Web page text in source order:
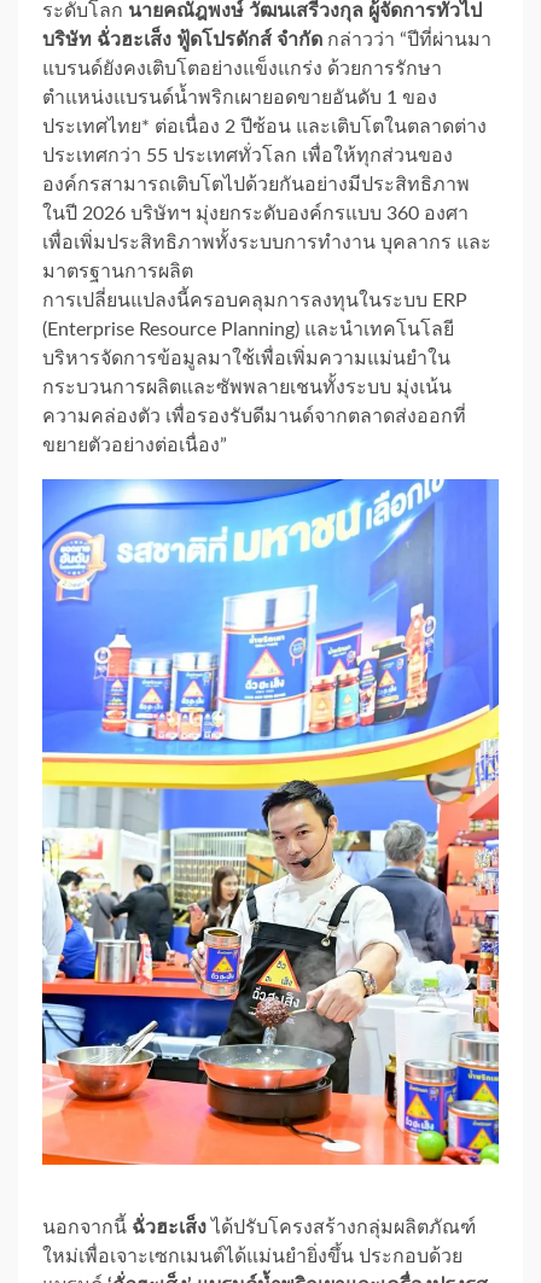
ระดับโลก นายคณัฎพงษ์ วัฒนเสรีวงกุล ผู้จัดการทั่วไป
บริษัท ฉั่วฮะเส็ง ฟู้ดโปรดักส์ จำกัด กล่าวว่า “ปีที่ผ่านมา
แบรนด์ยังคงเติบโตอย่างแข็งแกร่ง ด้วยการรักษา
ตำแหน่งแบรนด์น้ำพริกเผายอดขายอันดับ 1 ของ
ประเทศไทย* ต่อเนื่อง 2 ปีซ้อน และเติบโตในตลาดต่าง
ประเทศกว่า 55 ประเทศทั่วโลก เพื่อให้ทุกส่วนของ
องค์กรสามารถเติบโตไปด้วยกันอย่างมีประสิทธิภาพ
ในปี 2026 บริษัทฯ มุ่งยกระดับองค์กรแบบ 360 องศา
เพื่อเพิ่มประสิทธิภาพทั้งระบบการทำงาน บุคลากร และ
มาตรฐานการผลิต
การเปลี่ยนแปลงนี้ครอบคลุมการลงทุนในระบบ ERP
(Enterprise Resource Planning) และนำเทคโนโลยี
บริหารจัดการข้อมูลมาใช้เพื่อเพิ่มความแม่นยำใน
กระบวนการผลิตและซัพพลายเชนทั้งระบบ มุ่งเน้น
ความคล่องตัว เพื่อรองรับดีมานด์จากตลาดส่งออกที่
ขยายตัวอย่างต่อเนื่อง”
นอกจากนี้ ฉั่วฮะเส็ง ได้ปรับโครงสร้างกลุ่มผลิตภัณฑ์
ใหม่เพื่อเจาะเซกเมนต์ได้แม่นยำยิ่งขึ้น ประกอบด้วย